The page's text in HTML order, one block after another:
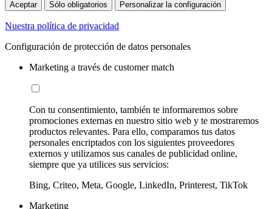
Aceptar Sólo obligatorios Personalizar la configuración
Nuestra política de privacidad
Configuración de protección de datos personales
Marketing a través de customer match
Con tu consentimiento, también te informaremos sobre
promociones externas en nuestro sitio web y te mostraremos
productos relevantes. Para ello, comparamos tus datos
personales encriptados con los siguientes proveedores
externos y utilizamos sus canales de publicidad online,
siempre que ya utilices sus servicios:
Bing, Criteo, Meta, Google, LinkedIn, Printerest, TikTok
Marketing